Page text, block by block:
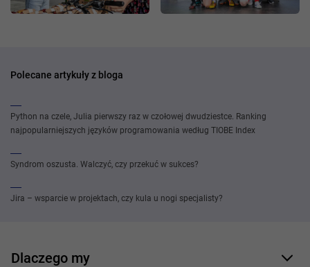
Polecane artykuły z bloga
Python na czele, Julia pierwszy raz w czołowej dwudziestce. Ranking
najpopularniejszych języków programowania według TIOBE Index
Syndrom oszusta. Walczyć, czy przekuć w sukces?
Jira – wsparcie w projektach, czy kula u nogi specjalisty?
Dlaczego my